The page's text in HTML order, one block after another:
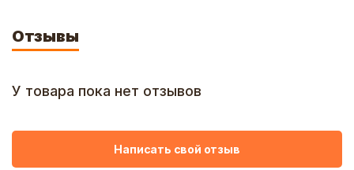
Отзывы
У товара пока нет отзывов
Написать свой отзыв